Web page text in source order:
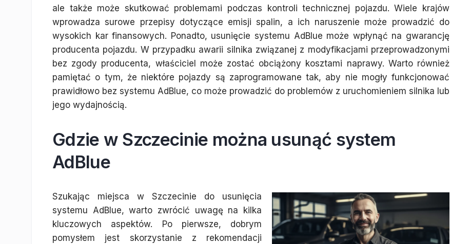
ale także może skutkować problemami podczas kontroli technicznej pojazdu. Wiele krajów
wprowadza surowe przepisy dotyczące emisji spalin, a ich naruszenie może prowadzić do
wysokich kar finansowych. Ponadto, usunięcie systemu AdBlue może wpłynąć na gwarancję
producenta pojazdu. W przypadku awarii silnika związanej z modyfikacjami przeprowadzonymi
bez zgody producenta, właściciel może zostać obciążony kosztami naprawy. Warto również
pamiętać o tym, że niektóre pojazdy są zaprogramowane tak, aby nie mogły funkcjonować
prawidłowo bez systemu AdBlue, co może prowadzić do problemów z uruchomieniem silnika lub
jego wydajnością.
Gdzie w Szczecinie można usunąć system
AdBlue
Szukając miejsca w Szczecinie do usunięcia
systemu AdBlue, warto zwrócić uwagę na kilka
kluczowych aspektów. Po pierwsze, dobrym
pomysłem jest skorzystanie z rekomendacji